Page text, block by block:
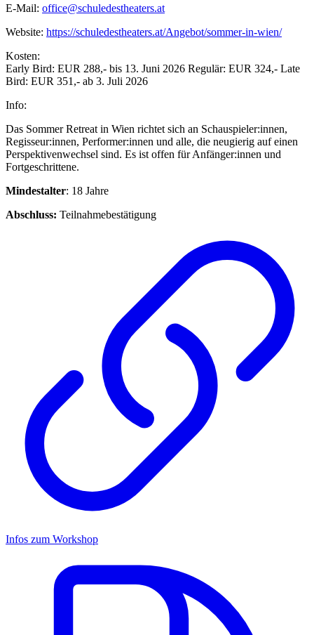
E-Mail: office@schuledestheaters.at
Website: https://schuledestheaters.at/Angebot/sommer-in-wien/
Kosten:
Early Bird: EUR 288,- bis 13. Juni 2026 Regulär: EUR 324,- Late
Bird: EUR 351,- ab 3. Juli 2026
Info:
Das Sommer Retreat in Wien richtet sich an Schauspieler:innen,
Regisseur:innen, Performer:innen und alle, die neugierig auf einen
Perspektivenwechsel sind. Es ist offen für Anfänger:innen und
Fortgeschrittene.
Mindestalter: 18 Jahre
Abschluss: Teilnahmebestätigung
Infos zum Workshop